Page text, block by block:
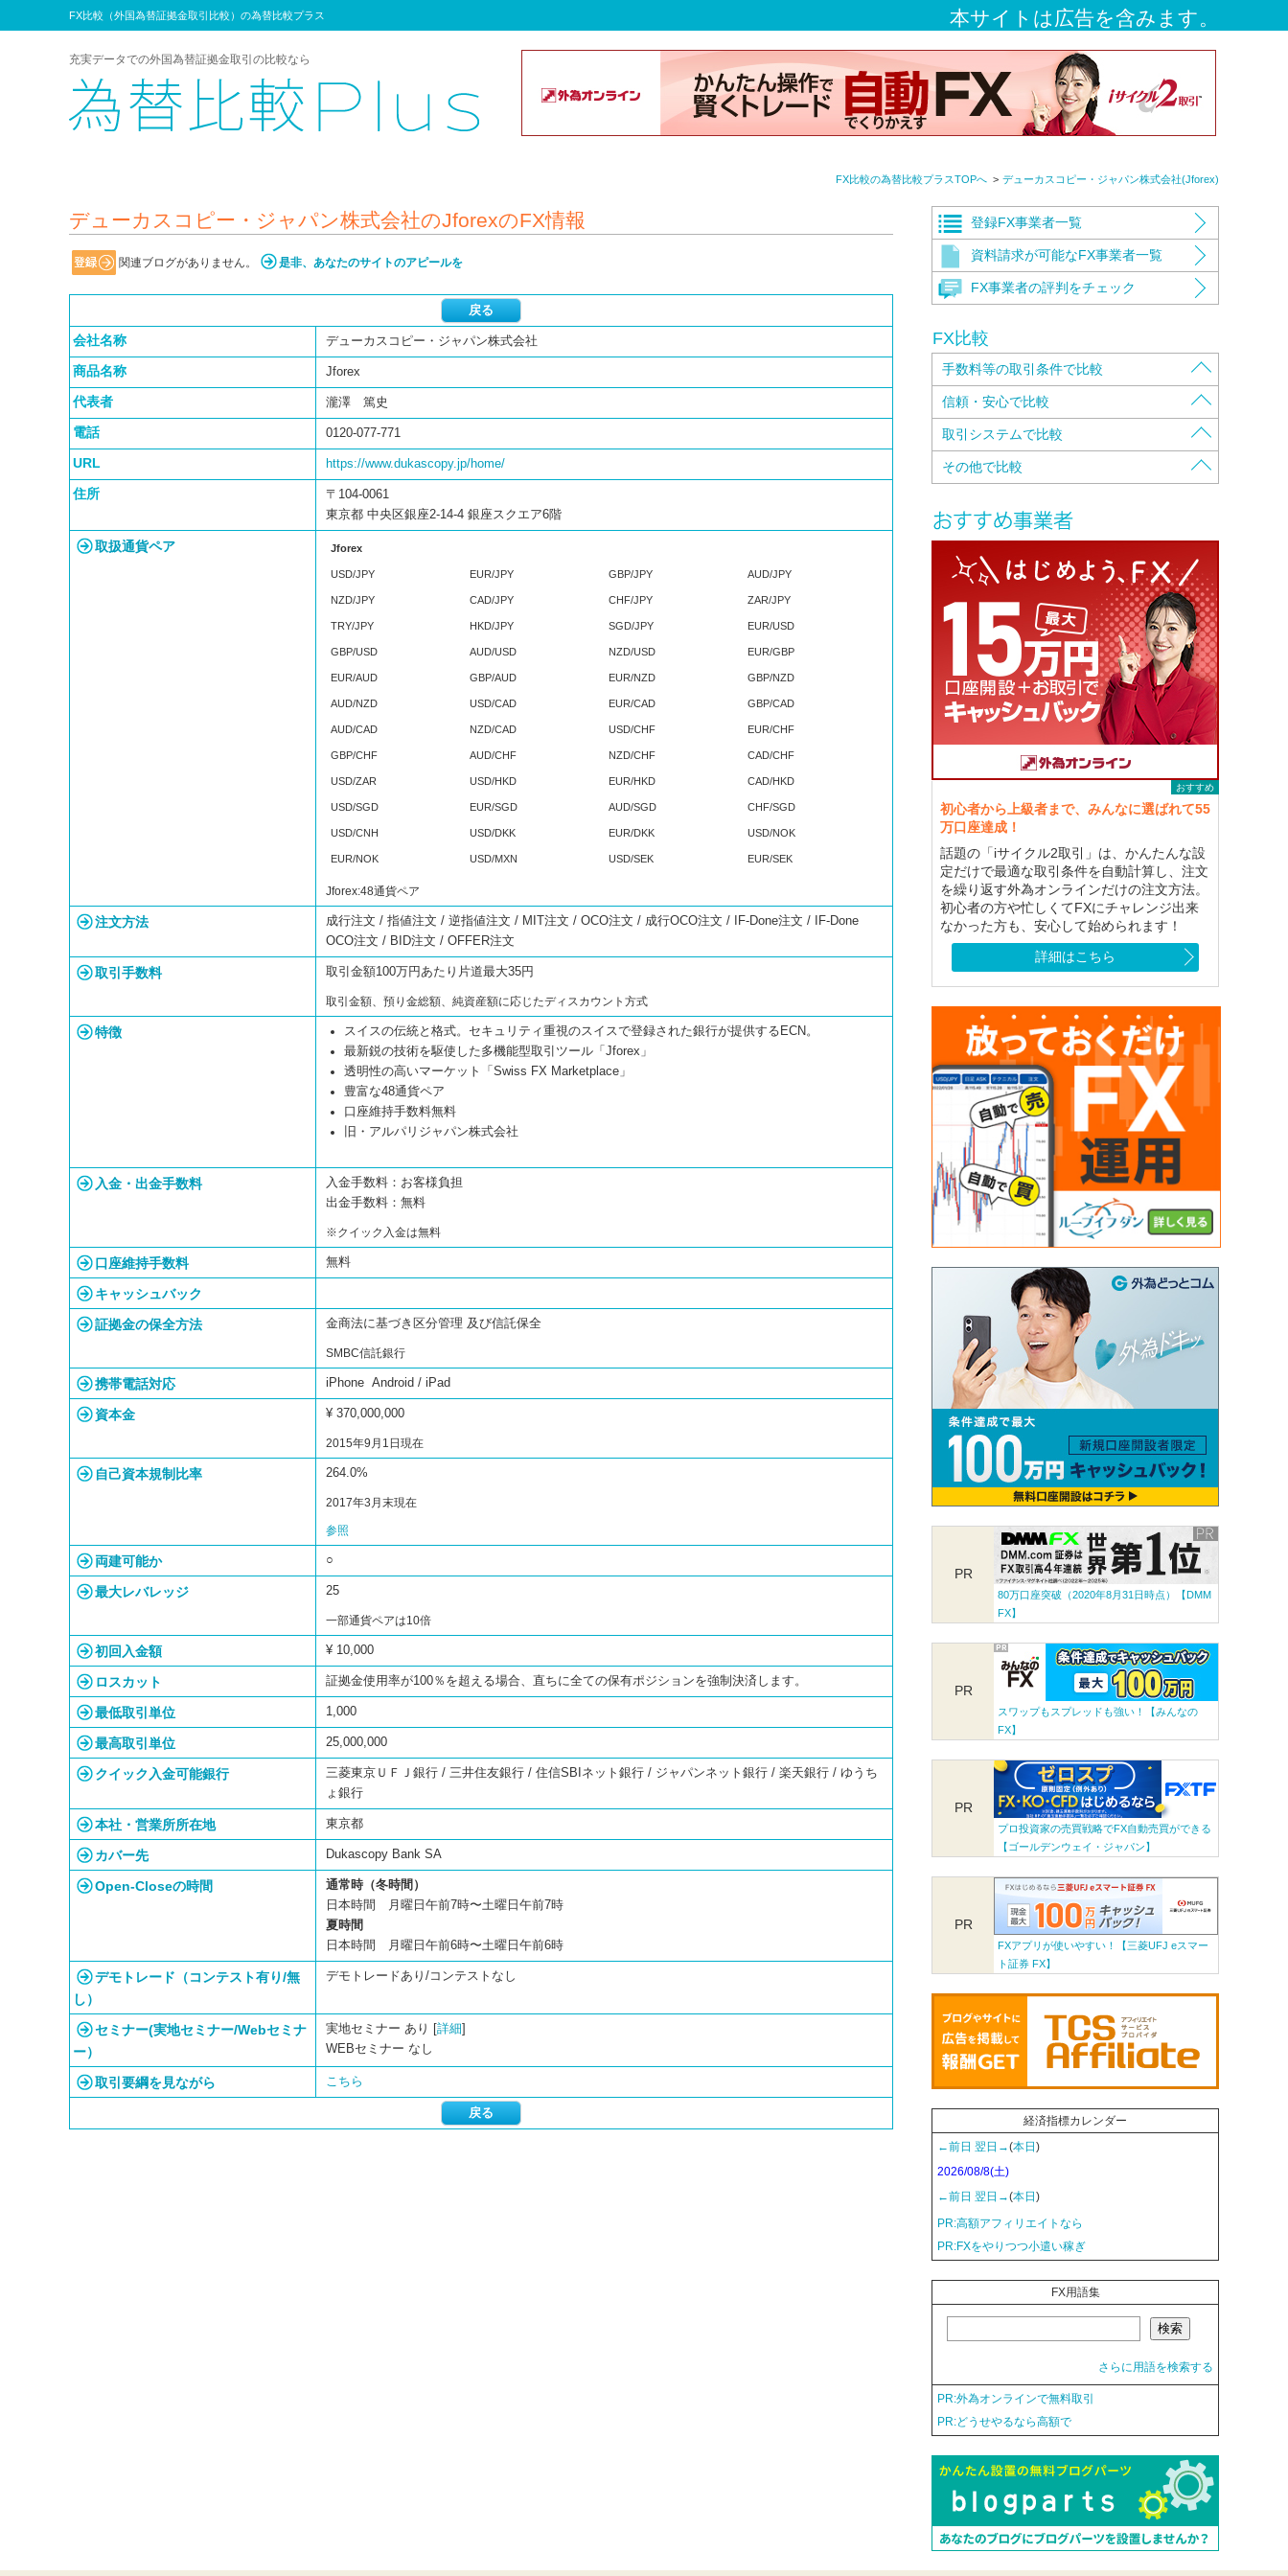
FX比較（外国為替証拠金取引比較）の為替比較プラス 本サイトは広告を含みます。
充実データでの外国為替証拠金取引の比較なら
FX比較の為替比較プラスTOPへ デューカスコピー・ジャパン株式会社(Jforex)
登録FX事業者一覧
資料請求が可能なFX事業者一覧
FX事業者の評判をチェック
FX比較
手数料等の取引条件で比較
取扱通貨ペアで比較
取引手数料で比較
入金・出金手数料で比較
口座維持手数料で比較
スプレッドで比較
スワップポイントで比較
最大レバレッジで比較
ロスカットで比較
最低取引単位で比較
最高取引単位で比較
マージンコールで比較
信頼・安心で比較
証拠金の保全方法で比較
資本金で比較
自己資本規制比率で比較
本社・営業所所在地で比較
各種認証・認定で比較
カバー先で比較
取引システムで比較
注文方法で比較
両建可能かで比較
Open-Closeの時間で比較
その他で比較
キャッシュバックで比較
株主構成で比較
メールマガジンで比較
デモトレード（コンテスト有り/無し）で比
較
独自サービスで比較
セミナー(実地セミナー/Webセミナー）で比
較
取引要綱を見ながらで比較
デューカスコピー・ジャパン株式会社のJforexのFX情報
関連ブログがありません。 是非、あなたのサイトのアピールを
会社名称 デューカスコピー・ジャパン株式会社
商品名称 Jforex
代表者 瀧澤 篤史
電話 0120-077-771
URL https://www.dukascopy.jp/home/
住所
〒104-0061
東京都 中央区銀座2-14-4 銀座スクエア6階
取扱通貨ペア Jforex
USD/JPY EUR/JPY GBP/JPY AUD/JPY
NZD/JPY CAD/JPY CHF/JPY ZAR/JPY
TRY/JPY HKD/JPY SGD/JPY EUR/USD
GBP/USD AUD/USD NZD/USD EUR/GBP
EUR/AUD GBP/AUD EUR/NZD GBP/NZD
AUD/NZD USD/CAD EUR/CAD GBP/CAD
AUD/CAD NZD/CAD USD/CHF EUR/CHF
GBP/CHF AUD/CHF NZD/CHF CAD/CHF
USD/ZAR USD/HKD EUR/HKD CAD/HKD
USD/SGD EUR/SGD AUD/SGD CHF/SGD
USD/CNH USD/DKK EUR/DKK USD/NOK
EUR/NOK USD/MXN USD/SEK EUR/SEK
Jforex:48通貨ペア
注文方法
成行注文 / 指値注文 / 逆指値注文 / MIT注文 / OCO注文 / 成行OCO注文 / IF-Done注文 / IF-Done
OCO注文 / BID注文 / OFFER注文
取引手数料 取引金額100万円あたり片道最大35円
取引金額、預り金総額、純資産額に応じたディスカウント方式
特徴
スイスの伝統と格式。セキュリティ重視のスイスで登録された銀行が提供するECN。
最新鋭の技術を駆使した多機能型取引ツール「Jforex」
透明性の高いマーケット「Swiss FX Marketplace」
豊富な48通貨ペア
口座維持手数料無料
旧・アルパリジャパン株式会社
入金・出金手数料
入金手数料：お客様負担
出金手数料：無料
※クイック入金は無料
口座維持手数料 無料
キャッシュバック
証拠金の保全方法
金商法に基づき区分管理 及び信託保全
SMBC信託銀行
携帯電話対応 iPhone Android / iPad
資本金 ¥ 370,000,000
2015年9月1日現在
自己資本規制比率 264.0%
2017年3月末現在
参照
両建可能か ○
最大レバレッジ 25
一部通貨ペアは10倍
初回入金額 ¥ 10,000
ロスカット 証拠金使用率が100％を超える場合、直ちに全ての保有ポジションを強制決済します。
最低取引単位 1,000
最高取引単位 25,000,000
クイック入金可能銀行
三菱東京ＵＦＪ銀行 / 三井住友銀行 / 住信SBIネット銀行 / ジャパンネット銀行 / 楽天銀行 / ゆうち
ょ銀行
本社・営業所所在地 東京都
カバー先 Dukascopy Bank SA
Open-Closeの時間
通常時（冬時間）
日本時間 月曜日午前7時〜土曜日午前7時
夏時間
日本時間 月曜日午前6時〜土曜日午前6時
デモトレード（コンテスト有り/無
し）
デモトレードあり/コンテストなし
セミナー(実地セミナー/Webセミナ
ー）
実地セミナー あり [詳細
WEBセミナー なし
取引要綱を見ながら こちら
おすすめ
初心者から上級者まで、みんなに選ばれて55
万口座達成！
話題の「iサイクル2取引」は、かんたんな設
定だけで最適な取引条件を自動計算し、注文
を繰り返す外為オンラインだけの注文方法。
初心者の方や忙しくてFXにチャレンジ出来
なかった方も、安心して始められます！
詳細はこちら
PR
80万口座突破（2020年8月31日時点）【DMM
FX】
PR
スワップもスプレッドも強い！【みんなの
FX】
PR
プロ投資家の売買戦略でFX自動売買ができる
【ゴールデンウェイ・ジャパン】
PR
FXアプリが使いやすい！【三菱UFJ eスマー
ト証券 FX】
経済指標カレンダー
←前日 翌日→(本日)
2026/08/8(土)
←前日 翌日→(本日)
PR:高額アフィリエイトなら
PR:FXをやりつつ小遣い稼ぎ
FX用語集
さらに用語を検索する
PR:外為オンラインで無料取引
PR:どうせやるなら高額で